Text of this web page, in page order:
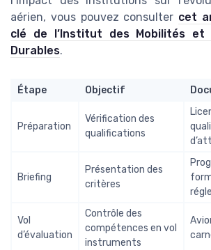
aérien, vous pouvez consulter cet
clé de l’Institut des Mobilités et
Durables.
Étape Objectif
Préparation
Vérification des
qualifications
Briefing
Présentation des
critères
Vol
d’évaluation
Contrôle des
compétences en vol
instruments